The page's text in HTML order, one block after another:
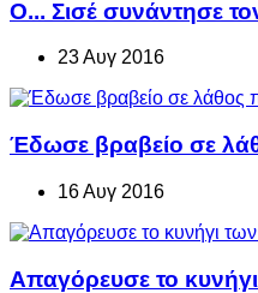
Ο... Σισέ συνάντησε
23 Αυγ 2016
Έδωσε βραβείο σε
16 Αυγ 2016
Απαγόρευσε το